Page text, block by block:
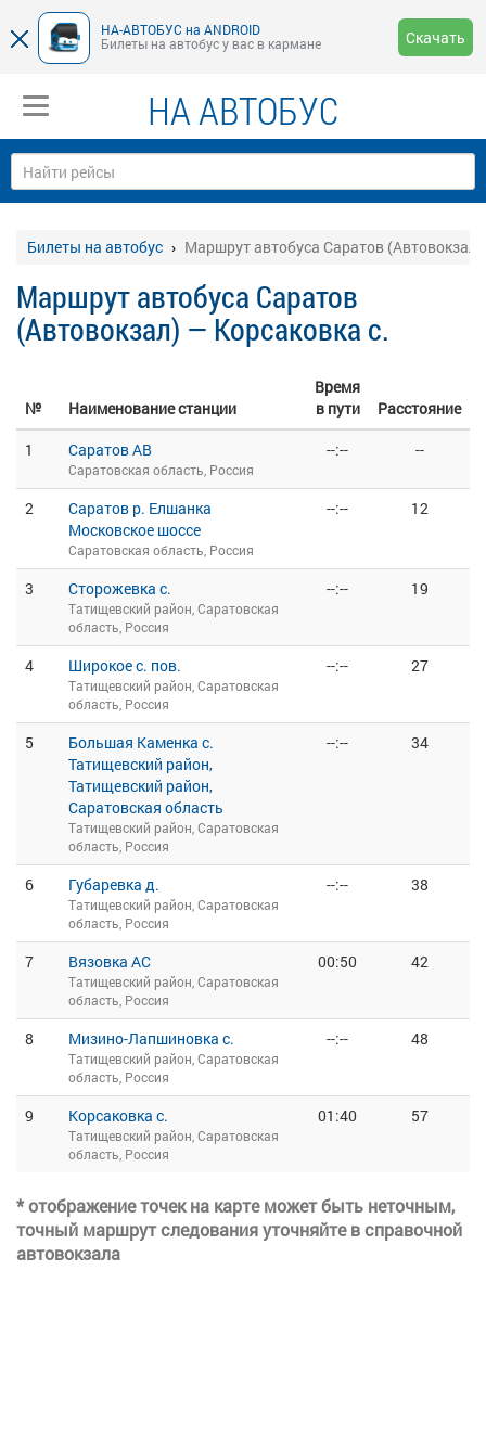
НА-АВТОБУС на ANDROID
Билеты на автобус у вас в кармане
Скачать
НА АВТОБУС
Билеты на автобус Маршрут автобуса Саратов
Маршрут автобуса Саратов
(Автовокзал) — Корсаковка с.
№ Наименование станции
Время
в пути
Расстояние
1
Саратов АВ
Саратовская область, Россия
--:-- --
2
Саратов р. Елшанка
Московское шоссе
Саратовская область, Россия
--:-- 12
3 Сторожевка с.
Татищевский район, Саратовская
область, Россия
--:-- 19
4 Широкое с. пов.
Татищевский район, Саратовская
область, Россия
--:-- 27
5
Большая Каменка с.
Татищевский район,
Татищевский район,
Саратовская область
Татищевский район, Саратовская
область, Россия
--:-- 34
6 Губаревка д.
Татищевский район, Саратовская
область, Россия
--:-- 38
7 Вязовка АС
Татищевский район, Саратовская
область, Россия
00:50 42
8 Мизино-Лапшиновка с.
Татищевский район, Саратовская
область, Россия
--:-- 48
9 Корсаковка с.
Татищевский район, Саратовская
область, Россия
01:40 57
* отображение точек на карте может быть неточным,
точный маршрут следования уточняйте в справочной
автовокзала